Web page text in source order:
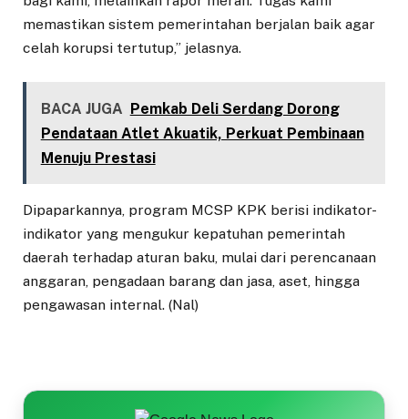
memastikan sistem pemerintahan berjalan baik agar
celah korupsi tertutup,” jelasnya.
BACA JUGA Pemkab Deli Serdang Dorong
Pendataan Atlet Akuatik, Perkuat Pembinaan
Menuju Prestasi
Dipaparkannya, program MCSP KPK berisi indikator-
indikator yang mengukur kepatuhan pemerintah
daerah terhadap aturan baku, mulai dari perencanaan
anggaran, pengadaan barang dan jasa, aset, hingga
pengawasan internal. (Nal)